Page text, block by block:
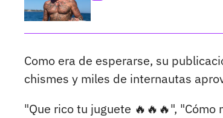
Como era de esperarse, su
chismes y miles de internautas
"Que rico tu juguete 🔥🔥🔥",